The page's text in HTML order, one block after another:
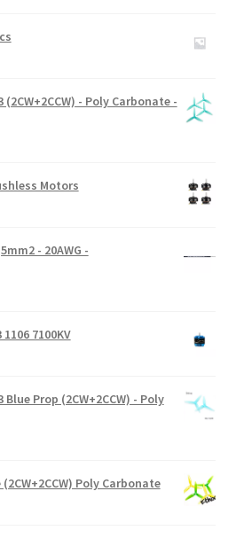
- Poly Carbonate -
Motors
- 20AWG -
7100KV
Prop (2CW+2CCW) - Poly
Poly Carbonate